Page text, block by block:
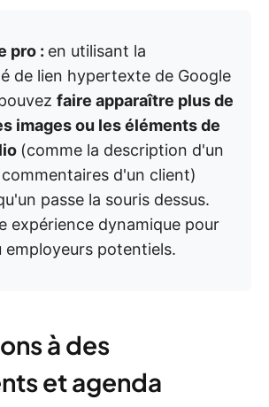
pro : en utilisant la
de lien hypertexte de Google
faire apparaître plus de
images ou les éléments de
(comme la description d'un
d'un client)
passe la souris dessus.
expérience dynamique pour
employeurs potentiels.
à des
et agenda